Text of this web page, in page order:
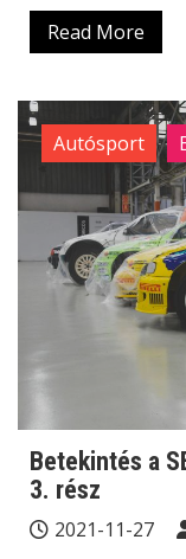
Read More
Autósport
Betekintés a
3. rész
2021-11-27